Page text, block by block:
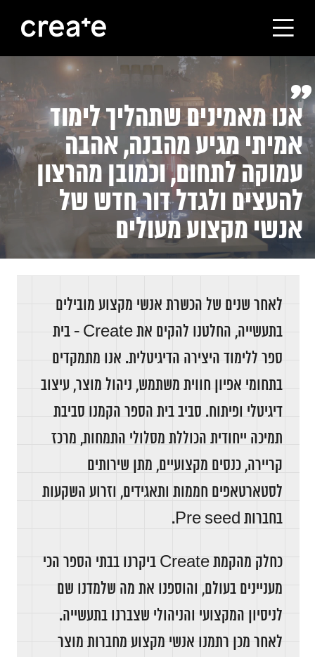
ראשי
הסטודיו
מסלולי הלימוד
הבוגרים
עלינו
קורסים לחברות
המגזין
יצירת קשר
English
”אנו מאמינים שתהליך לימוד
אמיתי מגיע מהבנה, אהבה
עמוקה לתחום, וכמובן מהרצון
להעצים ולגדל דור חדש של
אנשי מקצוע מעולים
לאחר שנים של הכשרת אנשי מקצוע מובילים
בתעשייה, החלטנו להקים את Create - בית
ספר ללימוד היצירה הדיגיטלית. אנו מתמקדים
בתחומי אפיון חווית משתמש, ניהול מוצר, עיצוב
דיגיטלי ופיתוח. סביב בית הספר הקמנו סביבת
תמיכה ייחודית הכוללת מסלולי התמחות, מרכז
קריירה, כנסים מקצועיים, מתן שירותים
לסטארטאפים חממות ותאגידים, וזרוע השקעות
בחברות Pre seed.
כחלק מהקמת Create ביקרנו בבתי הספר הכי
מעניינים בעולם, והוספנו את מה שלמדנו שם
לניסיון המקצועי והניהולי שצברנו בתעשייה.
לאחר מכן רתמנו אנשי מקצוע מחברות מוצר